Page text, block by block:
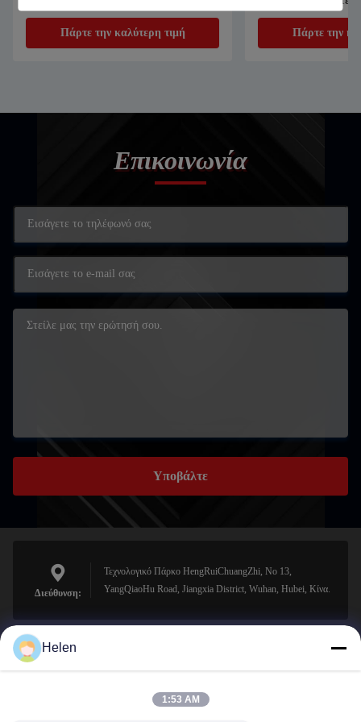
χάλυβα
Πάρτε την καλύτερη τιμή
Πάρτε την
Επικοινωνία
Υποβάλτε
Διεύθυνση:
Τεχνολογικό Πάρκο HengRuiChuangZhi, No 13,
YangQiaoHu Road, Jiangxia District, Wuhan, Hubei, Κίνα.
sales@perfectlaser.net
Helen
1:53 AM